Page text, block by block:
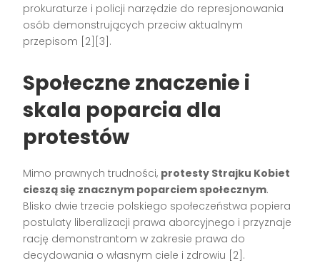
prokuraturze i policji narzędzie do represjonowania
osób demonstrujących przeciw aktualnym
przepisom [2][3] .
Społeczne znaczenie i
skala poparcia dla
protestów
Mimo prawnych trudności, protesty Strajku Kobiet
cieszą się znacznym poparciem społecznym.
Blisko dwie trzecie polskiego społeczeństwa popiera
postulaty liberalizacji prawa aborcyjnego i przyznaje
rację demonstrantom w zakresie prawa do
decydowania o własnym ciele i zdrowiu [2] .